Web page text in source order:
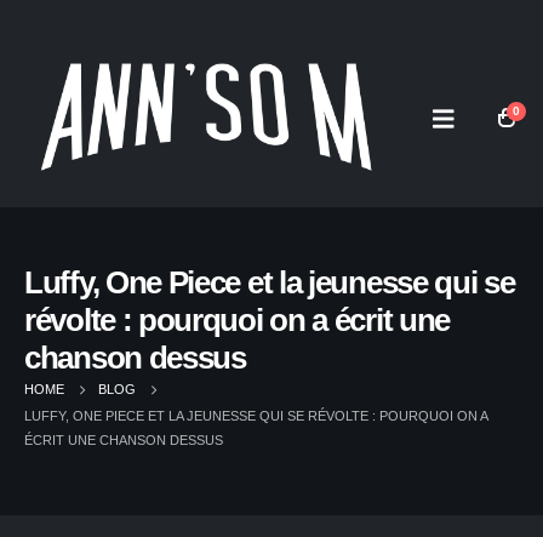
0
Luffy, One Piece et la jeunesse qui se
révolte : pourquoi on a écrit une
chanson dessus
HOME
BLOG
LUFFY, ONE PIECE ET LA JEUNESSE QUI SE RÉVOLTE : POURQUOI ON A
ÉCRIT UNE CHANSON DESSUS